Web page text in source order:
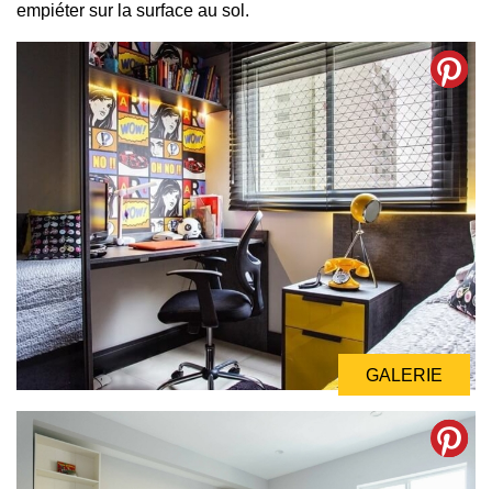
empiéter sur la surface au sol.
GALERIE
GALERIE